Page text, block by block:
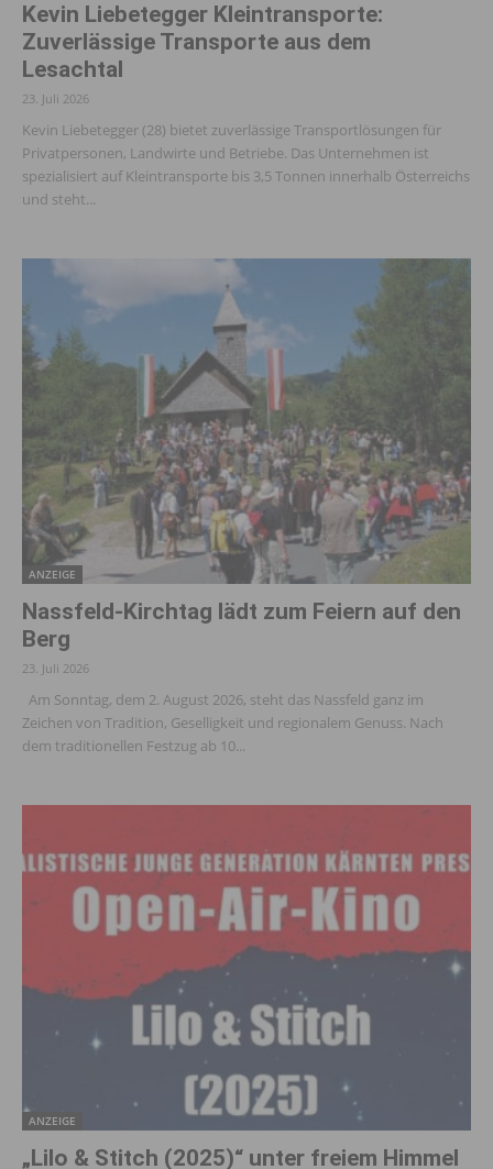
Kevin Liebetegger Kleintransporte:
Zuverlässige Transporte aus dem
Lesachtal
23. Juli 2026
Kevin Liebetegger (28) bietet zuverlässige Transportlösungen für
Privatpersonen, Landwirte und Betriebe. Das Unternehmen ist
spezialisiert auf Kleintransporte bis 3,5 Tonnen innerhalb Österreichs
und steht...
ANZEIGE
Nassfeld-Kirchtag lädt zum Feiern auf den
Berg
23. Juli 2026
Am Sonntag, dem 2. August 2026, steht das Nassfeld ganz im
Zeichen von Tradition, Geselligkeit und regionalem Genuss. Nach
dem traditionellen Festzug ab 10...
ANZEIGE
„Lilo & Stitch (2025)“ unter freiem Himmel